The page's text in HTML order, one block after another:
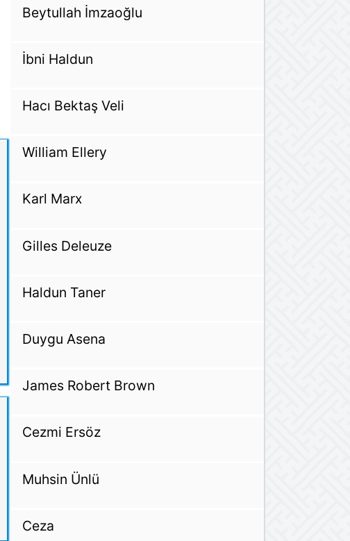
Beytullah İmzaoğlu
İbni Haldun
Hacı Bektaş Veli
William Ellery
Karl Marx
Gilles Deleuze
Haldun Taner
Duygu Asena
James Robert Brown
Cezmi Ersöz
Muhsin Ünlü
Ceza